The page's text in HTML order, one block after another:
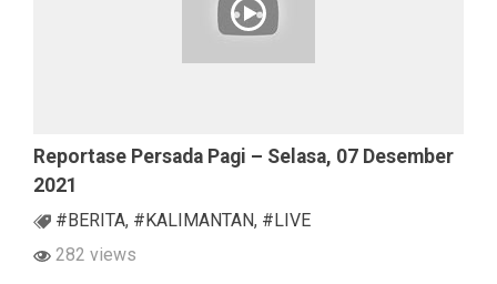
Reportase Persada Pagi – Selasa, 07 Desember
2021
#BERITA, #KALIMANTAN, #LIVE
282 views